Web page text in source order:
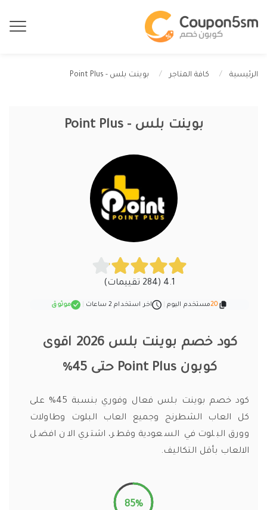
الرئيسية كافة المتاجر بوينت بلس - Point Plus
بوينت بلس - Point Plus
4.1 (284 تقييمات)
20مستخدم اليوم اخر استخدام 2 ساعات موثوق
كود خصم بوينت بلس 2026 اقوى
كوبون Point Plus حتى 45%
كود خصم بوينت بلس فعال وفوري بنسبة 45% على
كل العاب الشطرنج وجميع العاب البلوت وطاولات
وورق البلوت في السعودية وقطر، اشتري الان افضل
الالعاب بأقل التكاليف.
85%